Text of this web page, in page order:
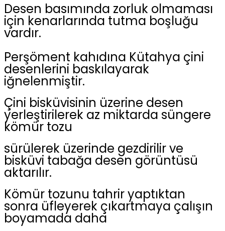
Desen basımında zorluk olmaması
için kenarlarında tutma boşluğu
vardır.
Perşöment kahıdına Kütahya çini
desenlerini baskılayarak
iğnelenmiştir.
Çini bisküvisinin üzerine desen
yerleştirilerek az miktarda süngere
kömür tozu
sürülerek üzerinde gezdirilir ve
bisküvi tabağa desen görüntüsü
aktarılır.
Kömür tozunu tahrir yaptıktan
sonra üfleyerek çıkartmaya çalışın
boyamada daha